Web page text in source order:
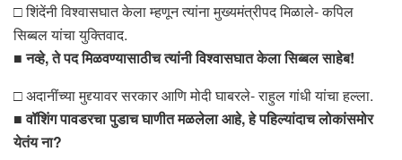
□ शिंदेंनी विश्वासघात केला म्हणून त्यांना मुख्यमंत्रीपद मिळाले- कपिल
सिब्बल यांचा युक्तिवाद.
■नव्हे, ते पद मिळवण्यासाठीच त्यांनी विश्वासघात केला सिब्बल साहेब!
□ अदानींच्या मुद्द्यावर सरकार आणि मोदी घाबरले- राहुल गांधी यांचा हल्ला.
■वॉशिंग पावडरचा पुडाच घाणीत मळलेला आहे, हे पहिल्यांदाच लोकांसमोर
येतंय ना?